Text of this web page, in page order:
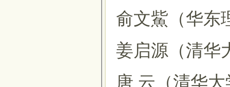
俞文鮆（华东
姜启源（清华
唐 云（清华